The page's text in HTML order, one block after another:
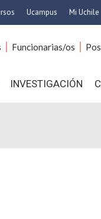
Ucampus Mi Uchile
Funcionarias/os
INVESTIGACIÓN